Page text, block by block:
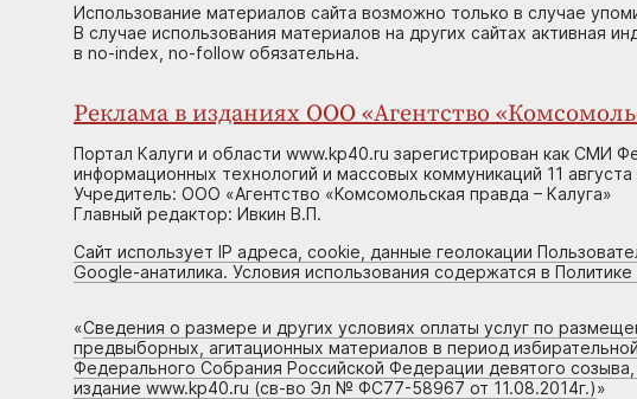
Использование материалов сайта возможно только в случае
В случае использования материалов на других сайтах активная
в no-index, no-follow обязательна.
Реклама в изданиях ООО «Агентство
Портал Калуги и области www.kp40.ru зарегистрирован как СМИ
информационных технологий и массовых коммуникаций 11
Учредитель: ООО «Агентство «Комсомольская правда – Калуга»
Главный редактор: Ивкин В.П.
Сайт использует IP адреса, cookie, данные геолокации
Google-анатилика. Условия использования содержатся в
«Сведения о размере и других условиях оплаты услуг по
предвыборных, агитационных материалов в период
Федерального Собрания Российской Федерации девятого
издание www.kp40.ru (св-во Эл № ФС77-58967 от 11.08.2014г.)»